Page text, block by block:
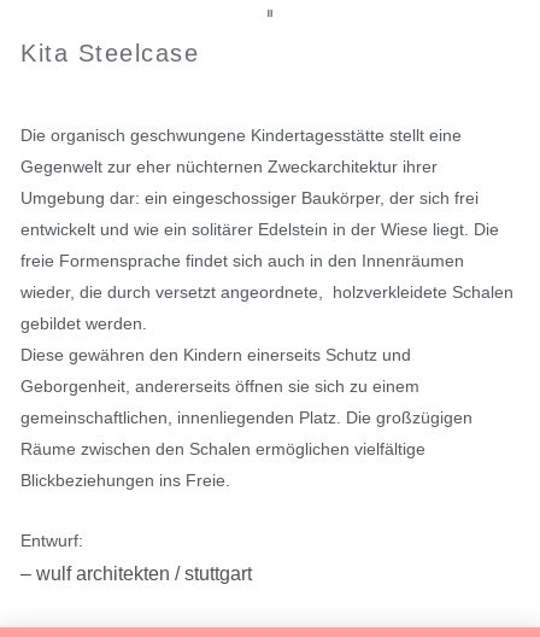
Kita Steelcase
Die organisch geschwungene Kindertagesstätte stellt eine
Gegenwelt zur eher nüchternen Zweckarchitektur ihrer
Umgebung dar: ein eingeschossiger Baukörper, der sich frei
entwickelt und wie ein solitärer Edelstein in der Wiese liegt. Die
freie Formensprache findet sich auch in den Innenräumen
wieder, die durch versetzt angeordnete, holzverkleidete Schalen
gebildet werden.
Diese gewähren den Kindern einerseits Schutz und
Geborgenheit, andererseits öffnen sie sich zu einem
gemeinschaftlichen, innenliegenden Platz. Die großzügigen
Räume zwischen den Schalen ermöglichen vielfältige
Blickbeziehungen ins Freie.
Entwurf:
– wulf architekten / stuttgart